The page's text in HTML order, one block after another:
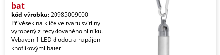
bat
kód výrobku:20985009000
Přívěsek na klíče ve tvaru svítilny
vyrobený z recyklovaného hliníku.
Vybaven 1 LED diodou a napájen
knoflíkovými bateri